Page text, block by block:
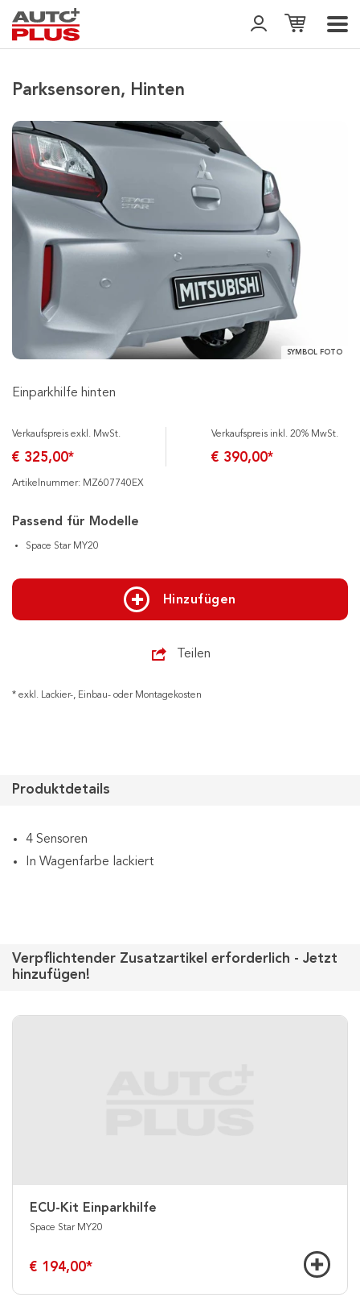
Parksensoren, Hinten
SYMBOL FOTO
Einparkhilfe hinten
Verkaufspreis exkl. MwSt.
€ 325,00*
Verkaufspreis inkl. 20% MwSt.
€ 390,00*
Artikelnummer: MZ607740EX
Passend für Modelle
Space Star MY20
Hinzufügen
Teilen
* exkl. Lackier-, Einbau- oder Montagekosten
Produktdetails
4 Sensoren
In Wagenfarbe lackiert
Verpflichtender Zusatzartikel erforderlich - Jetzt
hinzufügen!
ECU-Kit Einparkhilfe
Space Star MY20
€ 194,00*